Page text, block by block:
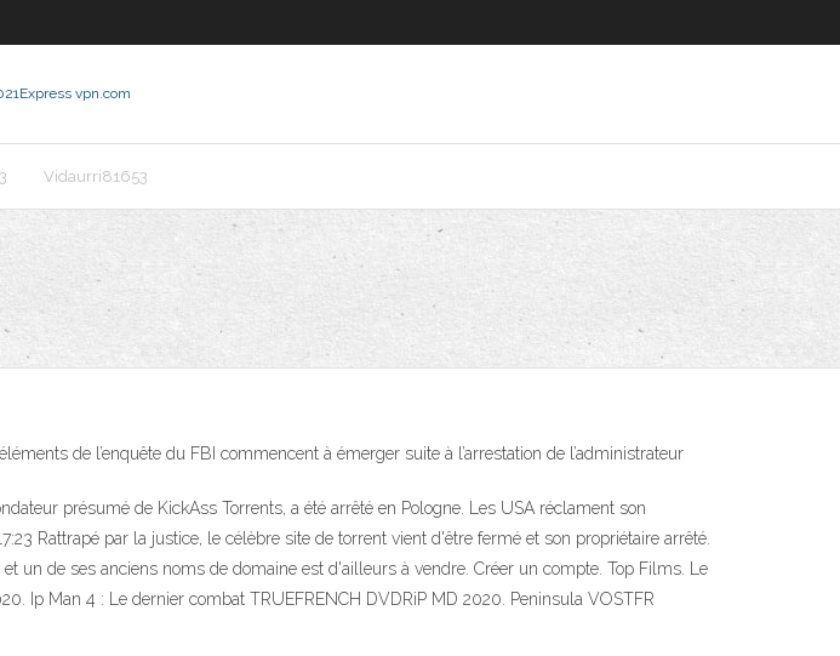
Express vpn.com
Vidaurri81653
de l’enquête du FBI commencent à émerger suite à l’arrestation de l’administrateur
présumé de KickAss Torrents, a été arrêté en Pologne. Les USA réclament son
Rattrapé par la justice, le célèbre site de torrent vient d'être fermé et son propriétaire arrêté.
un de ses anciens noms de domaine est d'ailleurs à vendre. Créer un compte. Top Films. Le
Ip Man 4 : Le dernier combat TRUEFRENCH DVDRiP MD 2020. Peninsula VOSTFR